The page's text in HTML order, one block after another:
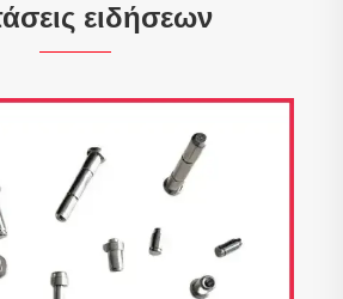
ειδήσεων
διενεργεί ποιοτικό έλεγχο
αυτοκινήτων
>>